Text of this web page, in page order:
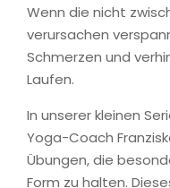
Wenn die nicht
verursachen
Schmerzen und
Laufen.
In unserer kleinen
Yoga-Coach
Übungen, die
Form zu halten.